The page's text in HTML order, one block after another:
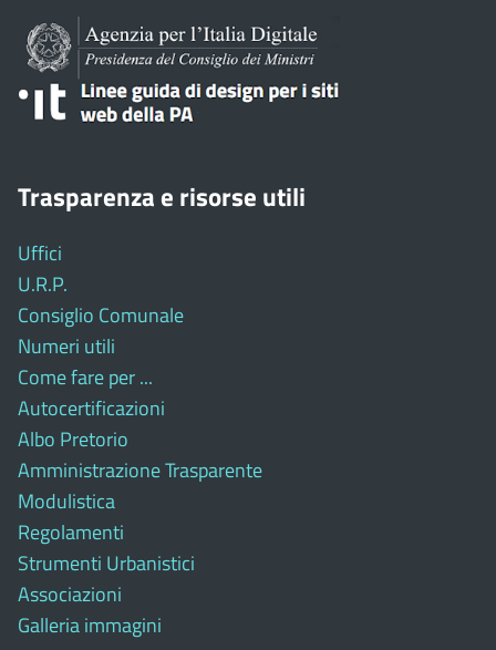
Trasparenza e risorse utili
Uffici
U.R.P.
Consiglio Comunale
Numeri utili
Come fare per ...
Autocertificazioni
Albo Pretorio
Amministrazione Trasparente
Modulistica
Regolamenti
Strumenti Urbanistici
Associazioni
Galleria immagini